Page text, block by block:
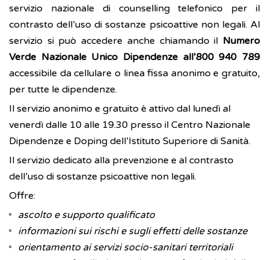
servizio nazionale di counselling telefonico per il
contrasto dell’uso di sostanze psicoattive non legali. Al
servizio si può accedere anche chiamando il Numero
Verde Nazionale Unico Dipendenze all’800 940 789
accessibile da cellulare o linea fissa anonimo e gratuito,
per tutte le dipendenze.
Il servizio anonimo e gratuito è attivo dal lunedì al
venerdì dalle 10 alle 19.30 presso il Centro Nazionale
Dipendenze e Doping dell’Istituto Superiore di Sanità.
Il servizio dedicato alla prevenzione e al contrasto
dell’uso di sostanze psicoattive non legali.
Offre:
ascolto e supporto qualificato
informazioni sui rischi e sugli effetti delle sostanze
orientamento ai servizi socio-sanitari territoriali